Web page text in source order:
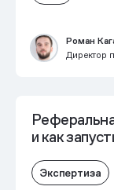
Роман
Директор
и как
Экспертиза